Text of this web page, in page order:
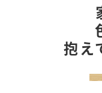
抱え